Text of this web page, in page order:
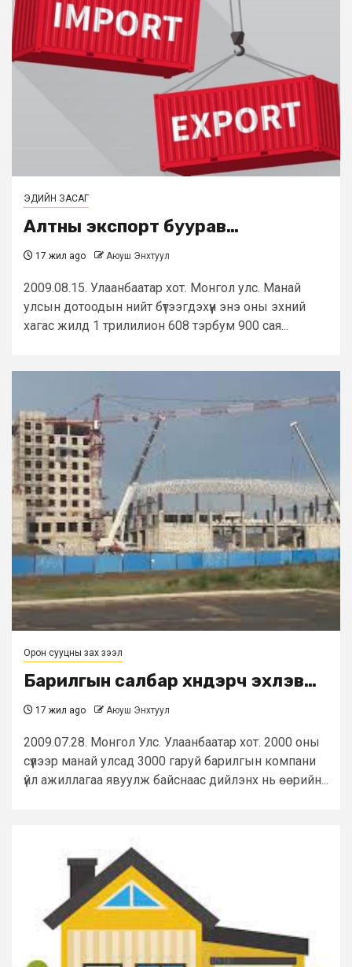
ЭДИЙН ЗАСАГ
Алтны экспорт буурав…
17 жил ago Аюуш Энхтуул
2009.08.15. Улаанбаатар хот. Монгол улс. Манай
улсын дотоодын нийт бүтээгдэхүүн энэ оны эхний
хагас жилд 1 трилилион 608 тэрбум 900 сая...
Орон сууцны зах зээл
Барилгын салбар хүндэрч эхлэв…
17 жил ago Аюуш Энхтуул
2009.07.28. Монгол Улс. Улаанбаатар хот. 2000 оны
сүүлээр манай улсад 3000 гаруй барилгын компани
үйл ажиллагаа явуулж байснаас дийлэнх нь өөрийн...